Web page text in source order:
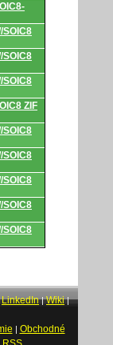
SOIC8
SOIC8
SOIC8
ZIF
SOIC8
SOIC8
SOIC8
SOIC8
SOIC8
LinkedIn|Wiki|
| Obchodné